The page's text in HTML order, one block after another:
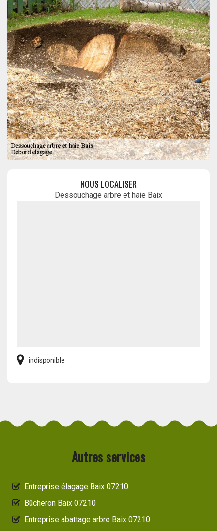
NOUS LOCALISER
Dessouchage arbre et haie Baix
indisponible
Autres services
Entreprise élagage Baix 07210
Bûcheron Baix 07210
Entreprise abattage arbre Baix 07210